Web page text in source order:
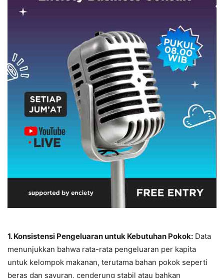
1. Konsistensi Pengeluaran untuk Kebutuhan Pokok: Data
menunjukkan bahwa rata-rata pengeluaran per kapita
untuk kelompok makanan, terutama bahan pokok seperti
beras dan sayuran, cenderung stabil atau bahkan